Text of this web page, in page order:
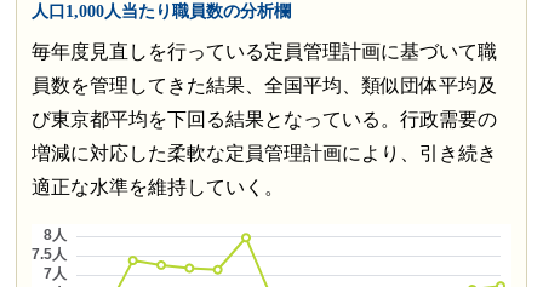
人口1,000人当たり職員数の分析欄
毎年度見直しを行っている定員管理計画に基づいて職
員数を管理してきた結果、全国平均、類似団体平均及
び東京都平均を下回る結果となっている。行政需要の
増減に対応した柔軟な定員管理計画により、引き続き
適正な水準を維持していく。